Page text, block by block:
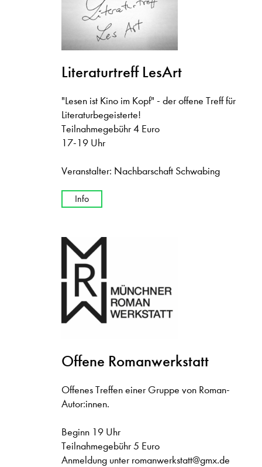
Literaturtreff LesArt
"Lesen ist Kino im Kopf" - der offene Treff für
Literaturbegeisterte!
Teilnahmegebühr 4 Euro
17-19 Uhr
Veranstalter: Nachbarschaft Schwabing
Info
Offene Romanwerkstatt
Offenes Treffen einer Gruppe von Roman-
Autor:innen.
Beginn 19 Uhr
Teilnahmegebühr 5 Euro
Anmeldung unterromanwerkstatt@gmx.de